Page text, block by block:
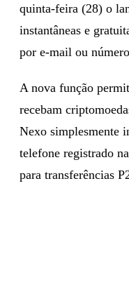
quinta-feira (28) o
instantâneas e
por e-mail ou
A nova função
recebam
Nexo simplesmente
telefone registrado
para transferências